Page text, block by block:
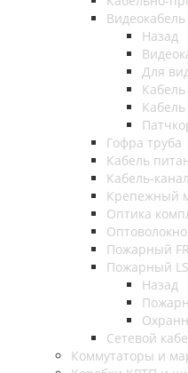
Видеокабель
Назад
Для
Гофра труба
Кабель
Кабель-канал
Крепежный
Оптика
Оптоволокно
Пожарный
Пожарный LS
Назад
Сетевой
Коммутаторы и